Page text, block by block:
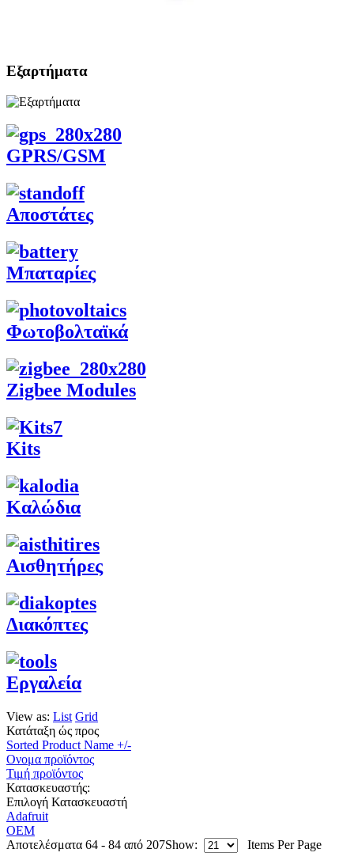
Εξαρτήματα
GPRS/GSM
Αποστάτες
Μπαταρίες
Φωτοβολταϊκά
Zigbee Modules
Kits
Καλώδια
Αισθητήρες
Διακόπτες
Εργαλεία
View as: List Grid
Κατάταξη ώς προς
Sorted Product Name +/-
Ονομα προϊόντος
Τιμή προϊόντος
Κατασκευαστής:
Επιλογή Κατασκευαστή
Adafruit
OEM
Αποτελέσματα 64 - 84 από 207Show: Items Per Page